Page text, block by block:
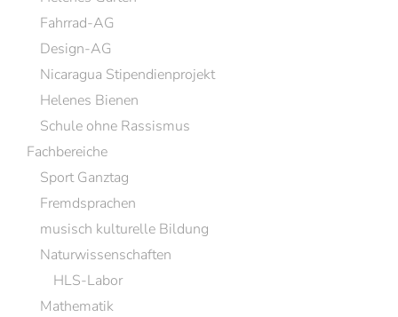
Fahrrad-AG
Design-AG
Nicaragua Stipendienprojekt
Helenes Bienen
Schule ohne Rassismus
Fachbereiche
Sport Ganztag
Fremdsprachen
musisch kulturelle Bildung
Naturwissenschaften
HLS-Labor
Mathematik